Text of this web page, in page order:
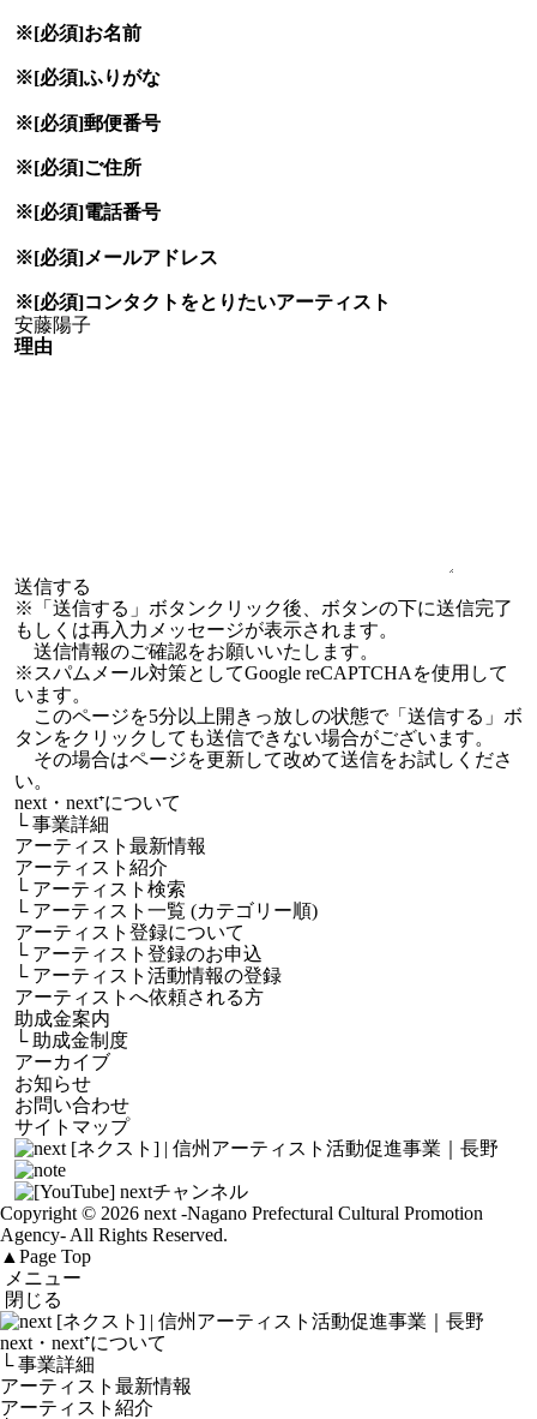
※[必須]お名前
※[必須]ふりがな
※[必須]郵便番号
※[必須]ご住所
※[必須]電話番号
※[必須]メールアドレス
※[必須]コンタクトをとりたいアーティスト
理由
※「送信する」ボタンクリック後、ボタンの下に送信完了
もしくは再入力メッセージが表示されます。
送信情報のご確認をお願いいたします。
※スパムメール対策としてGoogle reCAPTCHAを使用して
います。
このページを5分以上開きっ放しの状態で「送信する」ボ
タンをクリックしても送信できない場合がございます。
その場合はページを更新して改めて送信をお試しくださ
い。
next・next⁺について
└事業詳細
アーティスト最新情報
アーティスト紹介
└ アーティスト検索
└ アーティスト一覧 (カテゴリー順)
アーティスト登録について
└ アーティスト登録のお申込
└ アーティスト活動情報の登録
アーティストへ依頼される方
助成金案内
└ 助成金制度
アーカイブ
お知らせ
お問い合わせ
サイトマップ
Copyright © 2026 next -Nagano Prefectural Cultural Promotion
Agency- All Rights Reserved.
▲ Page Top
メニュー
閉じる
next・next⁺について
└ 事業詳細
アーティスト最新情報
アーティスト紹介